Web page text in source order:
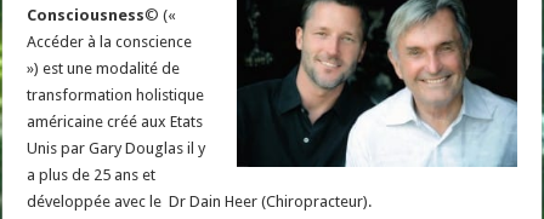
Consciousness© («
Accéder à la conscience
») est une modalité de
transformation holistique
américaine créé aux Etats
Unis par Gary Douglas il y
a plus de 25 ans et
développée avec le Dr Dain Heer (Chiropracteur).